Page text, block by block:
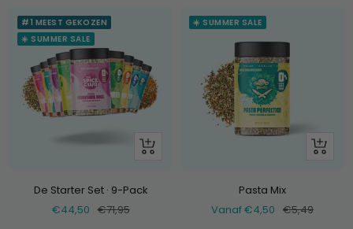
#1 MEEST GEKOZEN
☀️ SUMMER SALE
+
De Starter Set · 9-Pack
Verkoopprijs
€44,50 Normale
€71,95
☀️ SUMMER SALE
Bekijk
Pasta Mix
Verkoopprijs
Vanaf €4,50 Normale
€5,49